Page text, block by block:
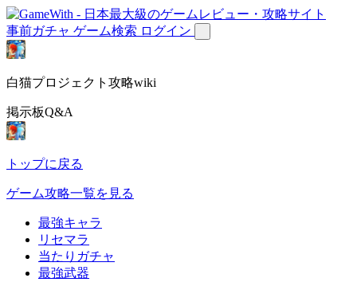
事前ガチャ ゲーム検索 ログイン
白猫プロジェクト攻略wiki
掲示板Q&A
トップに戻る
ゲーム攻略一覧を見る
最強キャラ
リセマラ
当たりガチャ
最強武器